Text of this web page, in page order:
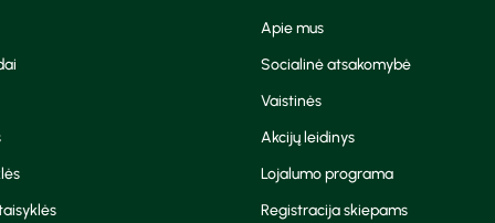
Apie mus
Socialinė atsakomybė
Vaistinės
Akcijų leidinys
Lojalumo programa
Registracija skiepams